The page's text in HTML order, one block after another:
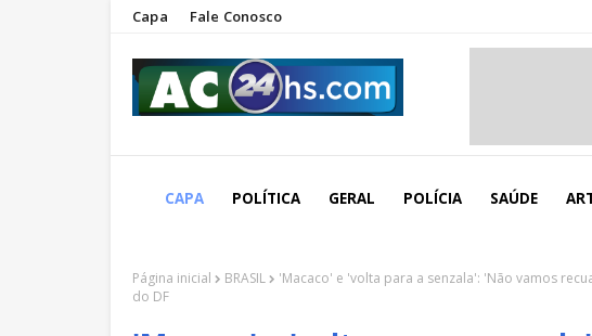
Capa Fale Conosco
CAPA POLÍTICA GERAL POLÍCIA SAÚDE
Página inicial BRASIL
'Macaco' e 'volta para a senzala': 'Não vamos
do DF